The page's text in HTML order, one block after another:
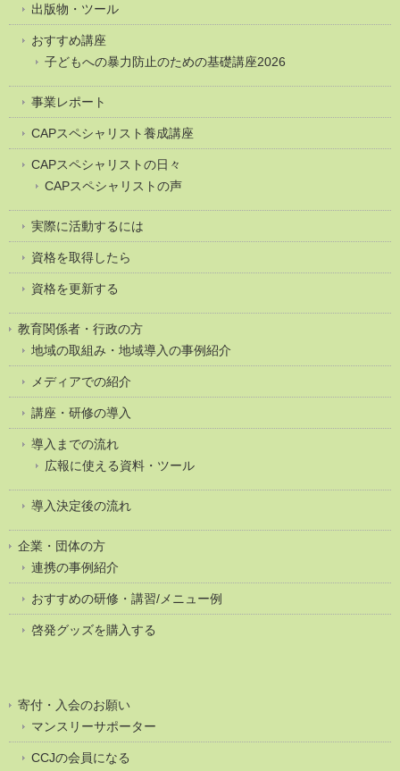
出版物・ツール
おすすめ講座
子どもへの暴力防止のための基礎講座2026
事業レポート
CAPスペシャリスト養成講座
CAPスペシャリストの日々
CAPスペシャリストの声
実際に活動するには
資格を取得したら
資格を更新する
教育関係者・行政の方
地域の取組み・地域導入の事例紹介
メディアでの紹介
講座・研修の導入
導入までの流れ
広報に使える資料・ツール
導入決定後の流れ
企業・団体の方
連携の事例紹介
おすすめの研修・講習/メニュー例
啓発グッズを購入する
寄付・入会のお願い
マンスリーサポーター
CCJの会員になる